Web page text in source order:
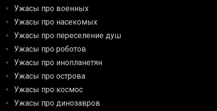
Ужасы про военных
Ужасы про насекомых
Ужасы про переселение душ
Ужасы про роботов
Ужасы про инопланетян
Ужасы про острова
Ужасы про космос
Ужасы про динозавров